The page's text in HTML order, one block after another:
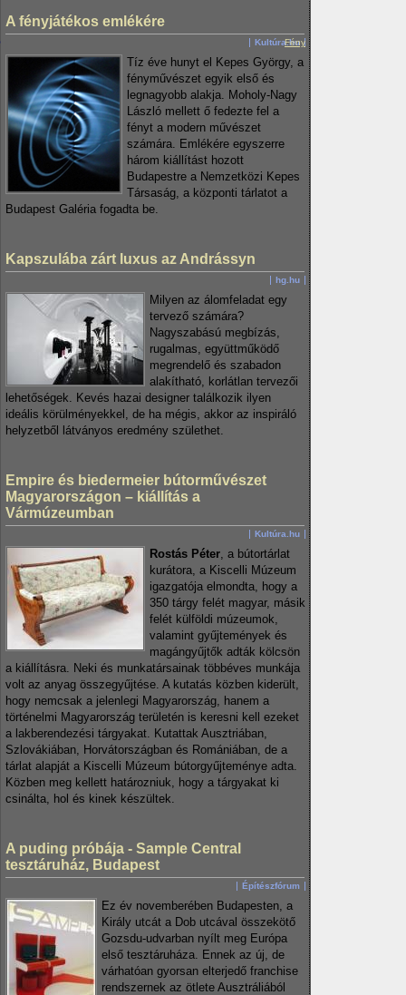
A fényjátékos emlékére
Fény
Kultúra.hu
Tíz éve hunyt el Kepes György, a
fényművészet egyik első és
legnagyobb alakja. Moholy-Nagy
László mellett ő fedezte fel a
fényt a modern művészet
számára. Emlékére egyszerre
három kiállítást hozott
Budapestre a Nemzetközi Kepes
Társaság, a központi tárlatot a
Budapest Galéria fogadta be.
Kapszulába zárt luxus az Andrássyn
hg.hu
Milyen az álomfeladat egy
tervező számára?
Nagyszabású megbízás,
rugalmas, együttműködő
megrendelő és szabadon
alakítható, korlátlan tervezői
lehetőségek. Kevés hazai designer találkozik ilyen
ideális körülményekkel, de ha mégis, akkor az inspiráló
helyzetből látványos eredmény születhet.
Empire és biedermeier bútorművészet
Magyarországon – kiállítás a
Vármúzeumban
Kultúra.hu
Rostás Péter , a bútortárlat
kurátora, a Kiscelli Múzeum
igazgatója elmondta, hogy a
350 tárgy felét magyar, másik
felét külföldi múzeumok,
valamint gyűjtemények és
magángyűjtők adták kölcsön
a kiállításra. Neki és munkatársainak többéves munkája
volt az anyag összegyűjtése. A kutatás közben kiderült,
hogy nemcsak a jelenlegi Magyarország, hanem a
történelmi Magyarország területén is keresni kell ezeket
a lakberendezési tárgyakat. Kutattak Ausztriában,
Szlovákiában, Horvátországban és Romániában, de a
tárlat alapját a Kiscelli Múzeum bútorgyűjteménye adta.
Közben meg kellett határozniuk, hogy a tárgyakat ki
csinálta, hol és kinek készültek.
A puding próbája - Sample Central
tesztáruház, Budapest
Építészfórum
Ez év novemberében Budapesten, a
Király utcát a Dob utcával összekötő
Gozsdu-udvarban nyílt meg Európa
első tesztáruháza. Ennek az új, de
várhatóan gyorsan elterjedő franchise
rendszernek az ötlete Ausztráliából